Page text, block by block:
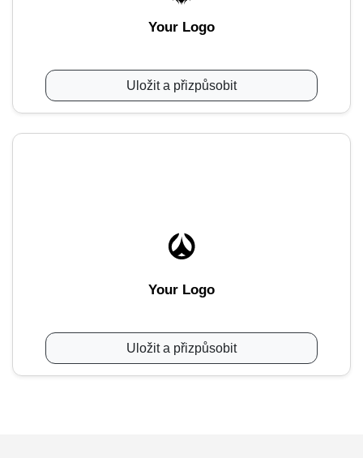
Your Logo
Uložit a přizpůsobit
Your Logo
Uložit a přizpůsobit